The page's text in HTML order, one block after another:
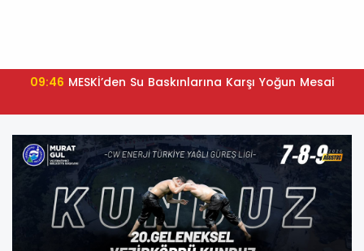
09:46 MESKİ’den Su Baskınlarına Karşı Yoğun Mesai